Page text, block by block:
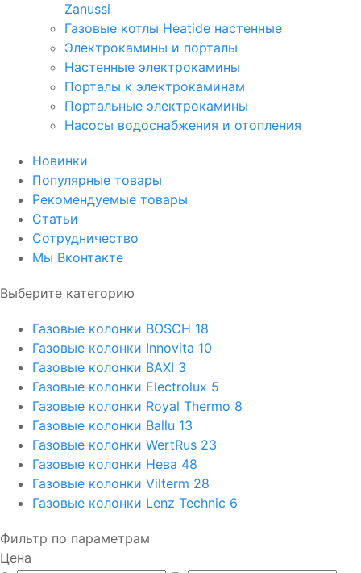
Zanussi
Газовые котлы Heatide настенные
Электрокамины и порталы
Настенные электрокамины
Порталы к электрокаминам
Портальные электрокамины
Насосы водоснабжения и отопления
Новинки
Популярные товары
Рекомендуемые товары
Статьи
Сотрудничество
Мы Вконтакте
Выберите категорию
Газовые колонки BOSCH 18
Газовые колонки Innovita 10
Газовые колонки BAXI 3
Газовые колонки Electrolux 5
Газовые колонки Royal Thermo 8
Газовые колонки Ballu 13
Газовые колонки WertRus 23
Газовые колонки Нева 48
Газовые колонки Vilterm 28
Газовые колонки Lenz Technic 6
Фильтр по параметрам
Цена